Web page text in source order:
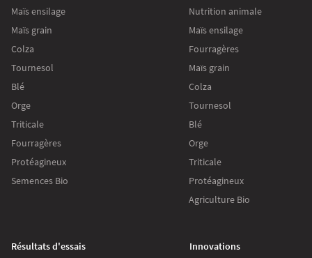
Maïs ensilage
Maïs grain
Colza
Tournesol
Blé
Orge
Triticale
Fourragères
Protéagineux
Semences Bio
Nutrition animale
Maïs ensilage
Fourragères
Maïs grain
Colza
Tournesol
Blé
Orge
Triticale
Protéagineux
Agriculture Bio
Résultats d'essais
Innovations